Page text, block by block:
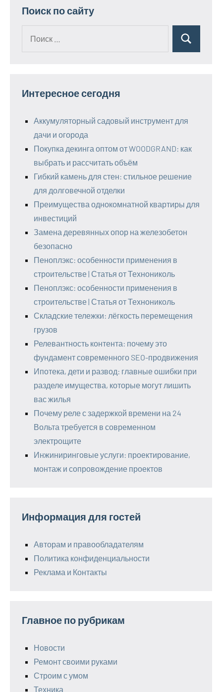
Поиск по сайту
Поиск
Интересное сегодня
Аккумуляторный садовый инструмент для
дачи и огорода
Покупка декинга оптом от WOODGRAND: как
выбрать и рассчитать объём
Гибкий камень для стен: стильное решение
для долговечной отделки
Преимущества однокомнатной квартиры для
инвестиций
Замена деревянных опор на железобетон
безопасно
Пеноплэкс: особенности применения в
строительстве | Статья от Технониколь
Пеноплэкс: особенности применения в
строительстве | Статья от Технониколь
Складские тележки: лёгкость перемещения
грузов
Релевантность контента: почему это
фундамент современного SEO-продвижения
Ипотека, дети и развод: главные ошибки при
разделе имущества, которые могут лишить
вас жилья
Почему реле с задержкой времени на 24
Вольта требуется в современном
электрощите
Инжиниринговые услуги: проектирование,
монтаж и сопровождение проектов
Информация для гостей
Авторам и правообладателям
Политика конфиденциальности
Реклама и Контакты
Главное по рубрикам
Новости
Ремонт своими руками
Строим с умом
Техника